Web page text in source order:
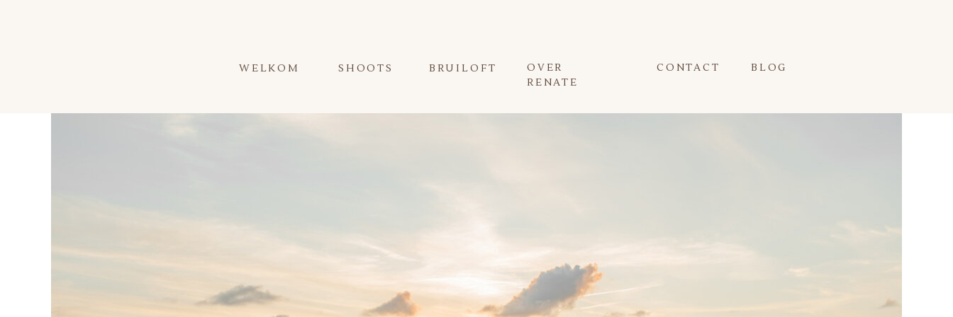
BLOG
CONTACT
OVER
RENATE
SHOOTS
WELKOM BRUILOFT